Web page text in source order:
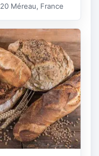
Méreau, France